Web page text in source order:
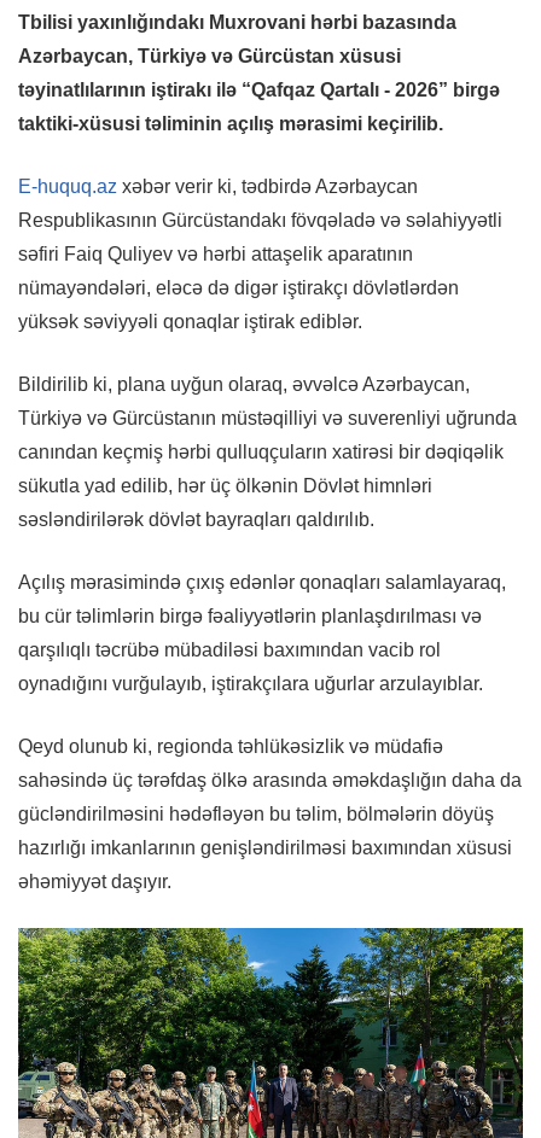
Tbilisi yaxınlığındakı Muxrovani hərbi bazasında
Azərbaycan, Türkiyə və Gürcüstan xüsusi
təyinatlılarının iştirakı ilə “Qafqaz Qartalı - 2026” birgə
taktiki-xüsusi təliminin açılış mərasimi keçirilib.
E-huquq.az xəbər verir ki, tədbirdə Azərbaycan
Respublikasının Gürcüstandakı fövqəladə və səlahiyyətli
səfiri Faiq Quliyev və hərbi attaşelik aparatının
nümayəndələri, eləcə də digər iştirakçı dövlətlərdən
yüksək səviyyəli qonaqlar iştirak ediblər.
Bildirilib ki, plana uyğun olaraq, əvvəlcə Azərbaycan,
Türkiyə və Gürcüstanın müstəqilliyi və suverenliyi uğrunda
canından keçmiş hərbi qulluqçuların xatirəsi bir dəqiqəlik
sükutla yad edilib, hər üç ölkənin Dövlət himnləri
səsləndirilərək dövlət bayraqları qaldırılıb.
Açılış mərasimində çıxış edənlər qonaqları salamlayaraq,
bu cür təlimlərin birgə fəaliyyətlərin planlaşdırılması və
qarşılıqlı təcrübə mübadiləsi baxımından vacib rol
oynadığını vurğulayıb, iştirakçılara uğurlar arzulayıblar.
Qeyd olunub ki, regionda təhlükəsizlik və müdafiə
sahəsində üç tərəfdaş ölkə arasında əməkdaşlığın daha da
gücləndirilməsini hədəfləyən bu təlim, bölmələrin döyüş
hazırlığı imkanlarının genişləndirilməsi baxımından xüsusi
əhəmiyyət daşıyır.